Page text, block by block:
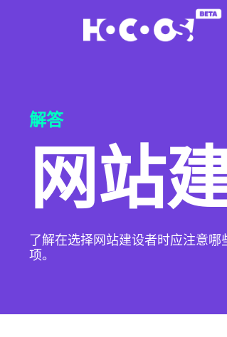
解答
网站
了解在选择网站建设者时应注意
项。